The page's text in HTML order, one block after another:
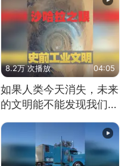
8.2万 次播放 04:05
如果人类今天消失，未来
的文明能不能发现我们存